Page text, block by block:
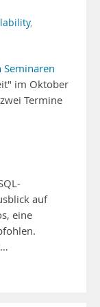
,
im Oktober
Termine
auf
eine